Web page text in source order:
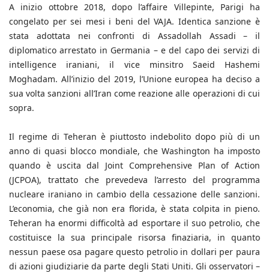
A inizio ottobre 2018, dopo l’affaire Villepinte, Parigi ha
congelato per sei mesi i beni del VAJA. Identica sanzione è
stata adottata nei confronti di Assadollah Assadi – il
diplomatico arrestato in Germania – e del capo dei servizi di
intelligence iraniani, il vice minsitro Saeid Hashemi
Moghadam. All’inizio del 2019, l’Unione europea ha deciso a
sua volta sanzioni all’Iran come reazione alle operazioni di cui
sopra.
Il regime di Teheran è piuttosto indebolito dopo più di un
anno di quasi blocco mondiale, che Washington ha imposto
quando è uscita dal Joint Comprehensive Plan of Action
(JCPOA), trattato che prevedeva l’arresto del programma
nucleare iraniano in cambio della cessazione delle sanzioni.
L’economia, che già non era florida, è stata colpita in pieno.
Teheran ha enormi difficoltà ad esportare il suo petrolio, che
costituisce la sua principale risorsa finaziaria, in quanto
nessun paese osa pagare questo petrolio in dollari per paura
di azioni giudiziarie da parte degli Stati Uniti. Gli osservatori –